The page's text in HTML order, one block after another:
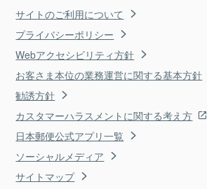
サイトのご利用について
プライバシーポリシー
Webアクセシビリティ方針
お客さま本位の業務運営に関する基本方針
勧誘方針
カスタマーハラスメントに関する考え方
日本郵便公式アプリ一覧
ソーシャルメディア
サイトマップ